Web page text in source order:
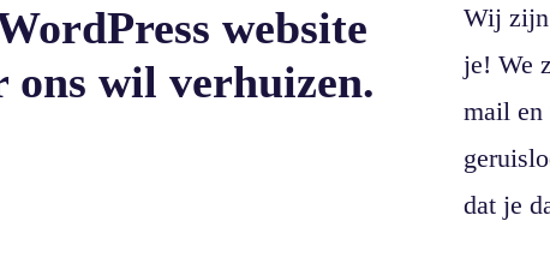
website
ons wil verhuizen.
Wij zijn
je! We
mail en
dat je